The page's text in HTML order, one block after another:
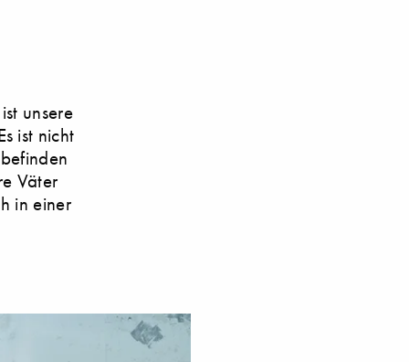
unsere
ist nicht
Väter
in einer